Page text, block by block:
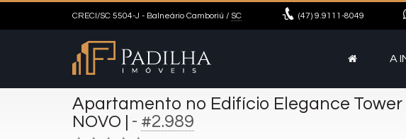
CRECI/SC 5504-J - Balneário Camboriú / SC (47) 9.9111-8049
A
Apartamento no Edifício Elegance Tower
NOVO |
- #2.989